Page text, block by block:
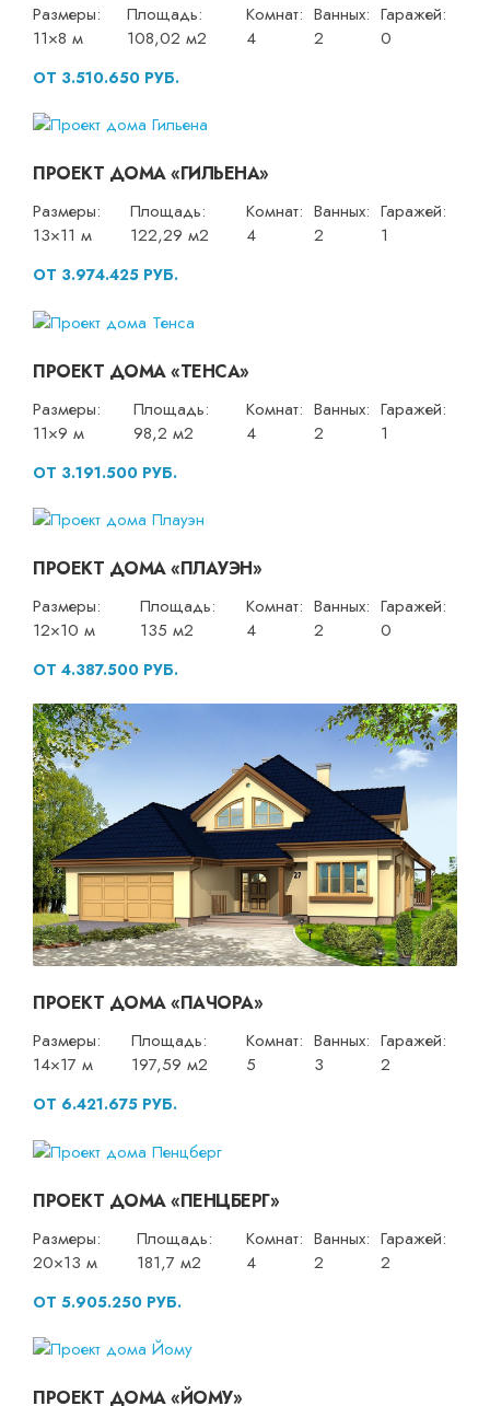
Размеры:
11×8 м
Площадь:
108,02 м2
Комнат:
4
Ванных:
2
Гаражей:
0
ОТ 3.510.650 РУБ.
ПРОЕКТ ДОМА «ГИЛЬЕНА»
Размеры:
13×11 м
Площадь:
122,29 м2
Комнат:
4
Ванных:
2
Гаражей:
1
ОТ 3.974.425 РУБ.
ПРОЕКТ ДОМА «ТЕНСА»
Размеры:
11×9 м
Площадь:
98,2 м2
Комнат:
4
Ванных:
2
Гаражей:
1
ОТ 3.191.500 РУБ.
ПРОЕКТ ДОМА «ПЛАУЭН»
Размеры:
12×10 м
Площадь:
135 м2
Комнат:
4
Ванных:
2
Гаражей:
0
ОТ 4.387.500 РУБ.
ПРОЕКТ ДОМА «ПАЧОРА»
Размеры:
14×17 м
Площадь:
197,59 м2
Комнат:
5
Ванных:
3
Гаражей:
2
ОТ 6.421.675 РУБ.
ПРОЕКТ ДОМА «ПЕНЦБЕРГ»
Размеры:
20×13 м
Площадь:
181,7 м2
Комнат:
4
Ванных:
2
Гаражей:
2
ОТ 5.905.250 РУБ.
ПРОЕКТ ДОМА «ЙОМУ»